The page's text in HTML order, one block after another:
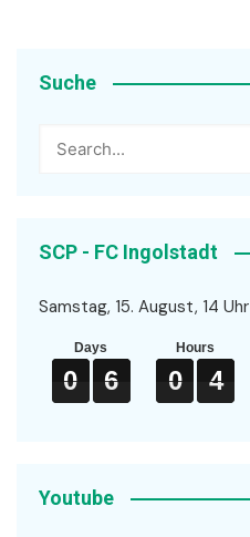
Suche
SCP - FC Ingolstadt
Samstag, 15. August, 14 Uhr
Days
0
0
0
0 6
6
6
6
Hours
0
0
0
0 4
4
4
4
Youtube